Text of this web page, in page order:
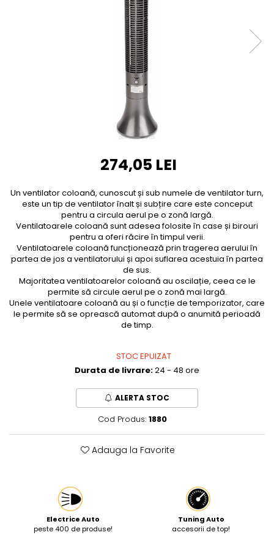
Pneumatice si Trapezoidale
Motoare electrice
Pistol de Lipit
Pompe Combustibil
Protectia muncii
Scule Pneumatice
Suport motocicleta
Tunuri de caldura si aeroteme
Motocositoare si Motosape
Rotopercutoare si bormasini
Ventilatoare radiatoare274,05 LEI
Un ventilator coloană, cunoscut și sub numele de ventilator turn,
este un tip de ventilator înalt și subțire care este conceput
pentru a circula aerul pe o zonă largă.
Ventilatoarele coloană sunt adesea folosite în case și birouri
pentru a oferi răcire în timpul verii.
Ventilatoarele coloană funcționează prin tragerea aerului în
partea de jos a ventilatorului și apoi suflarea acestuia în partea
de sus.
Majoritatea ventilatoarelor coloană au oscilație, ceea ce le
permite să circule aerul pe o zonă mai largă.
Unele ventilatoare coloană au și o funcție de temporizator, care
le permite să se oprească automat după o anumită perioadă
de timp.
STOC EPUIZAT
Durata de livrare:24 - 48 ore
ALERTA STOC
Cod Produs: 1880
Adauga la Favorite
Electrice Auto
peste 400 de produse!
Tuning Auto
accesorii de top!